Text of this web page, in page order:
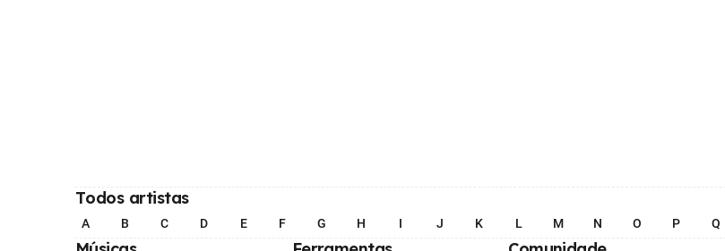
Todos artistas
A B C D E F G H I J K L M N O P Q